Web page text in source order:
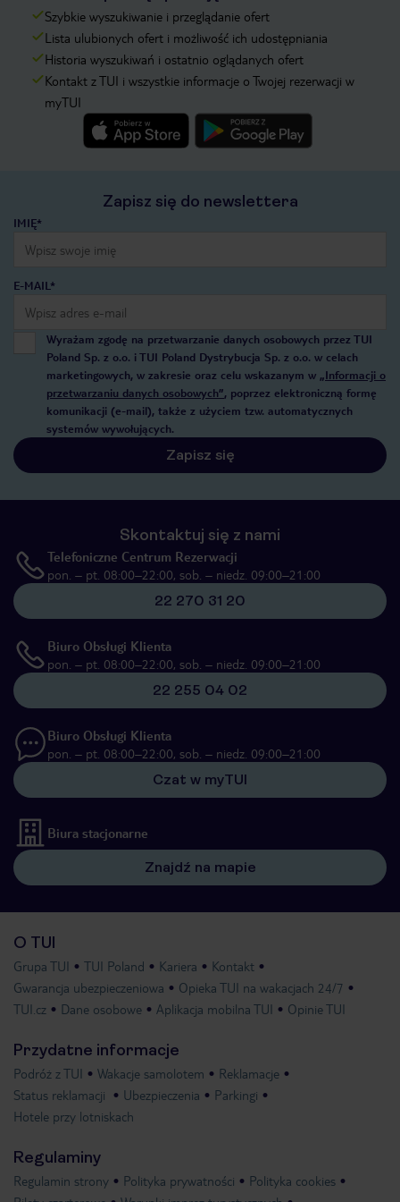
Szybkie wyszukiwanie i przeglądanie ofert
Lista ulubionych ofert i możliwość ich udostępniania
Historia wyszukiwań i ostatnio oglądanych ofert
Kontakt z TUI i wszystkie informacje o Twojej rezerwacji w
myTUI
Zapisz się do newslettera
IMIĘ*
E-MAIL*
Wyrażam zgodę na przetwarzanie danych osobowych przez TUI
Poland Sp. z o.o. i TUI Poland Dystrybucja Sp. z o.o. w celach
marketingowych, w zakresie oraz celu wskazanym w „Informacji o
przetwarzaniu danych osobowych”, poprzez elektroniczną formę
komunikacji (e-mail), także z użyciem tzw. automatycznych
systemów wywołujących.
Zapisz się
Skontaktuj się z nami
Telefoniczne Centrum Rezerwacji
pon. – pt. 08:00–22:00, sob. – niedz. 09:00–21:00
22 270 31 20
Biuro Obsługi Klienta
pon. – pt. 08:00–22:00, sob. – niedz. 09:00–21:00
22 255 04 02
Biuro Obsługi Klienta
pon. – pt. 08:00–22:00, sob. – niedz. 09:00–21:00
Czat w myTUI
Biura stacjonarne
Znajdź na mapie
O TUI
Grupa TUI TUI Poland Kariera
Kontakt
Gwarancja ubezpieczeniowa
Opieka TUI na wakacjach 24/7
TUI.cz
Dane osobowe Aplikacja mobilna TUI Opinie TUI
Przydatne informacje
Podróż z TUI Wakacje samolotem
Reklamacje
Status reklamacji
Ubezpieczenia
Parkingi
Hotele przy lotniskach
Regulaminy
Regulamin strony Polityka prywatności
Polityka cookies